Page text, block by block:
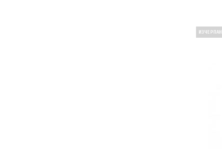
ИЗЧЕРПАН